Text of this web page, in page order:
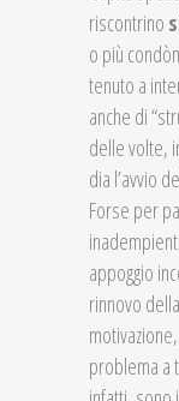
riscontrino
o più
tenuto a
anche di
delle volte,
dia l’avvio
Forse per
appoggio
rinnovo
problema a